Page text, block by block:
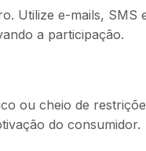
Utilize e-mails, SMS
a participação.
ou cheio de
do consumidor.